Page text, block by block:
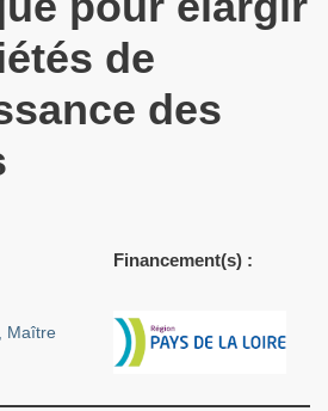
de
des
Financement(s) :
Maître